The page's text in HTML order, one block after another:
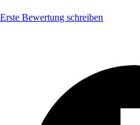
Erste Bewertung schreiben